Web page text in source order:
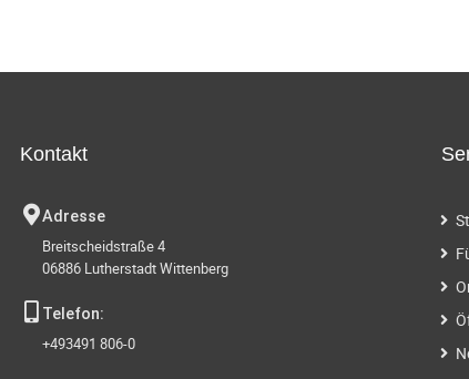
Kontakt
Adresse
Breitscheidstraße 4
06886 Lutherstadt Wittenberg
Telefon:
+493491 806-0